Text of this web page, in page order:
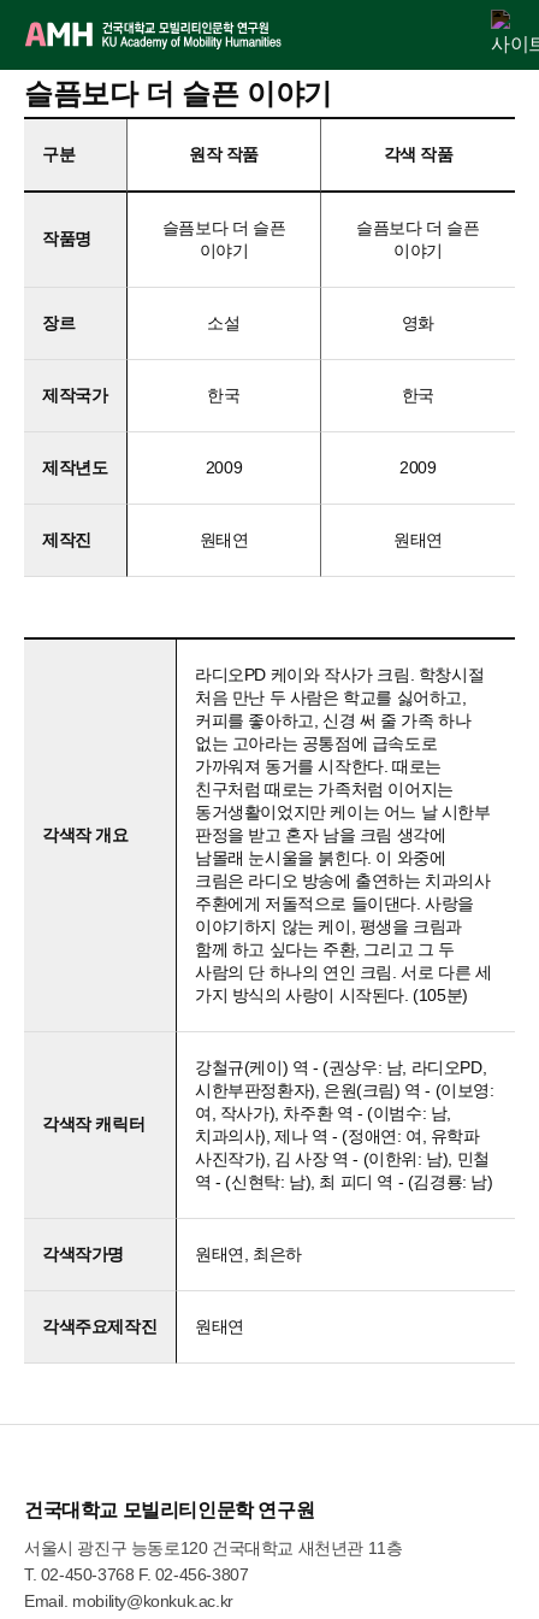
Skip
content
연구원 소개인문교양센터
아젠다 출판 학술활동
슬픔보다 더 슬픈 이야기
구분 원작 작품 각색 작품
작품명
슬픔보다 더 슬픈
이야기
슬픔보다 더 슬픈
이야기
장르 소설 영화
제작국가 한국 한국
제작년도 2009 2009
제작진 원태연 원태연
각색작 개요
라디오PD 케이와 작사가 크림. 학창시절
처음 만난 두 사람은 학교를 싫어하고,
커피를 좋아하고, 신경 써 줄 가족 하나
없는 고아라는 공통점에 급속도로
가까워져 동거를 시작한다. 때로는
친구처럼 때로는 가족처럼 이어지는
동거생활이었지만 케이는 어느 날 시한부
판정을 받고 혼자 남을 크림 생각에
남몰래 눈시울을 붉힌다. 이 와중에
크림은 라디오 방송에 출연하는 치과의사
주환에게 저돌적으로 들이댄다. 사랑을
이야기하지 않는 케이, 평생을 크림과
함께 하고 싶다는 주환, 그리고 그 두
사람의 단 하나의 연인 크림. 서로 다른 세
가지 방식의 사랑이 시작된다. (105분)
각색작 캐릭터
강철규(케이) 역 - (권상우: 남, 라디오PD,
시한부판정환자), 은원(크림) 역 - (이보영:
여, 작사가), 차주환 역 - (이범수: 남,
치과의사), 제나 역 - (정애연: 여, 유학파
사진작가), 김 사장 역 - (이한위: 남), 민철
역 - (신현탁: 남), 최 피디 역 - (김경룡: 남)
각색작가명 원태연, 최은하
각색주요제작진 원태연
건국대학교 모빌리티인문학 연구원
서울시 광진구 능동로120 건국대학교 새천년관 11층
T. 02-450-3768 F. 02-456-3807
Email. mobility@konkuk.ac.kr